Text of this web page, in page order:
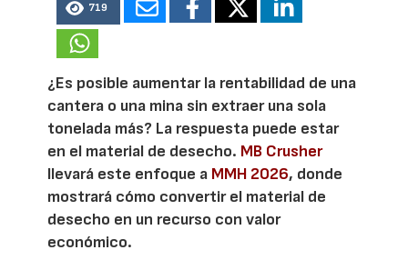
719
¿Es posible aumentar la rentabilidad de una
cantera o una mina sin extraer una sola
tonelada más? La respuesta puede estar
en el material de desecho. MB Crusher
llevará este enfoque a MMH 2026, donde
mostrará cómo convertir el material de
desecho en un recurso con valor
económico.